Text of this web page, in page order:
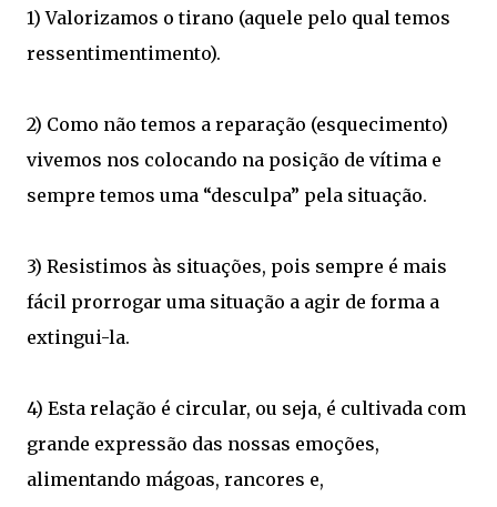
1) Valorizamos o tirano (aquele pelo qual temos
ressentimentimento).
2) Como não temos a reparação (esquecimento)
vivemos nos colocando na posição de vítima e
sempre temos uma “desculpa” pela situação.
3) Resistimos às situações, pois sempre é mais
fácil prorrogar uma situação a agir de forma a
extingui-la.
4) Esta relação é circular, ou seja, é cultivada com
grande expressão das nossas emoções,
alimentando mágoas, rancores e,